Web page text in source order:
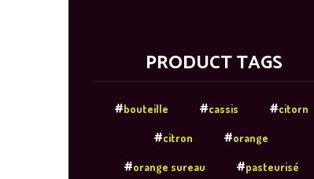
PRODUCT TAGS
bouteille cassis citorn
citron orange
orange sureau pasteurisé